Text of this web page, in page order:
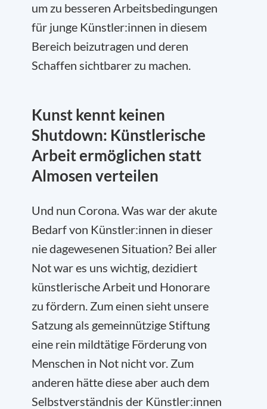
um zu besseren Arbeitsbedingungen
für junge Künstler:innen in diesem
Bereich beizutragen und deren
Schaffen sichtbarer zu machen.
Kunst kennt keinen
Shutdown: Künstlerische
Arbeit ermöglichen statt
Almosen verteilen
Und nun Corona. Was war der akute
Bedarf von Künstler:innen in dieser
nie dagewesenen Situation? Bei aller
Not war es uns wichtig, dezidiert
künstlerische Arbeit und Honorare
zu fördern. Zum einen sieht unsere
Satzung als gemeinnützige Stiftung
eine rein mildtätige Förderung von
Menschen in Not nicht vor. Zum
anderen hätte diese aber auch dem
Selbstverständnis der Künstler:innen